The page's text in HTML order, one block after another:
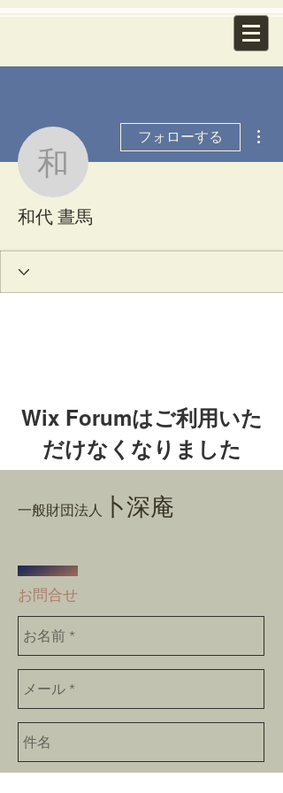
和代 晝馬
フォローする
和代 晝馬
Wix Forumはご利用いた
だけなくなりました
た。コミュニティアプリが必要な場合
一般財団法人 卜深庵
​お問合せ